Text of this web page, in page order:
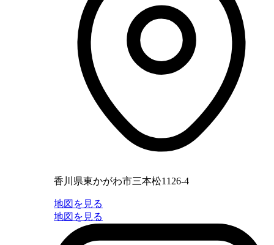
香川県東かがわ市三本松1126-4
地図を見る
地図を見る